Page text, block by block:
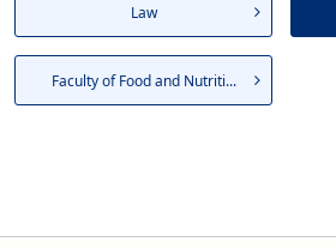
Law
Faculty of Food and Nutriti...